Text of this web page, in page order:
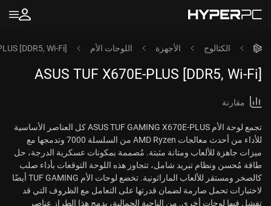
الكتالوج الأجهزة اللوحات الأم [DDR5, Wi-Fi]
ASUS TUF X670E-PLUS [DDR5, Wi-Fi]
مقارنة
تجمع لوحة الأم ASUS TUF GAMING X670E-PLUS كل العناصر الأساسية
للأداء من أحدث معالجات AMD Ryzen من السلسلة 7000 وتدمجها مع
ميزات جاهزة للألعاب ومتانة مثبتة. مُصممة بمكونات عسكرية الدرجة، حل
طاقة مُحسن ونظام تبريد شامل، تتجاوز هذه اللوحة التوقعات بأداء صلب
كالصخر ومستقر للألعاب الماراثونية. تخضع لوحات الأم TUF GAMING أيضًا
لاختبارات تحمل صارمة لضمان قدرتها على التعامل مع الظروف التي قد
تفشل فيها لوحات أخرى. من الناحية الجمالية، يدمج هذا الطراز عناصر